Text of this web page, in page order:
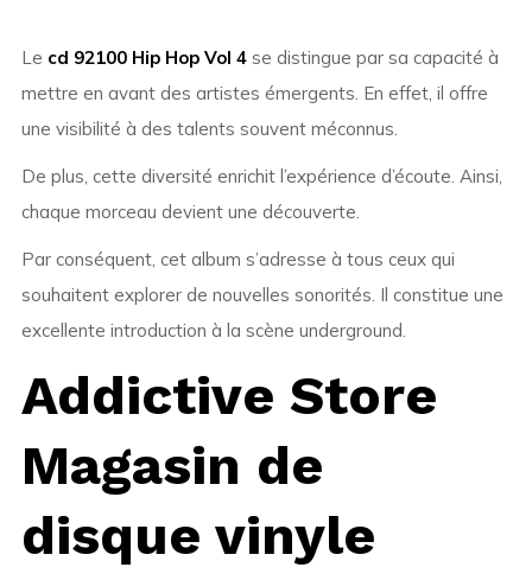
Le cd 92100 Hip Hop Vol 4se distingue par sa capacité à
mettre en avant des artistes émergents. En effet, il offre
une visibilité à des talents souvent méconnus.
De plus, cette diversité enrichit l’expérience d’écoute. Ainsi,
chaque morceau devient une découverte.
Par conséquent, cet album s’adresse à tous ceux qui
souhaitent explorer de nouvelles sonorités. Il constitue une
excellente introduction à la scène underground.
Addictive Store
Magasin de
disque vinyle